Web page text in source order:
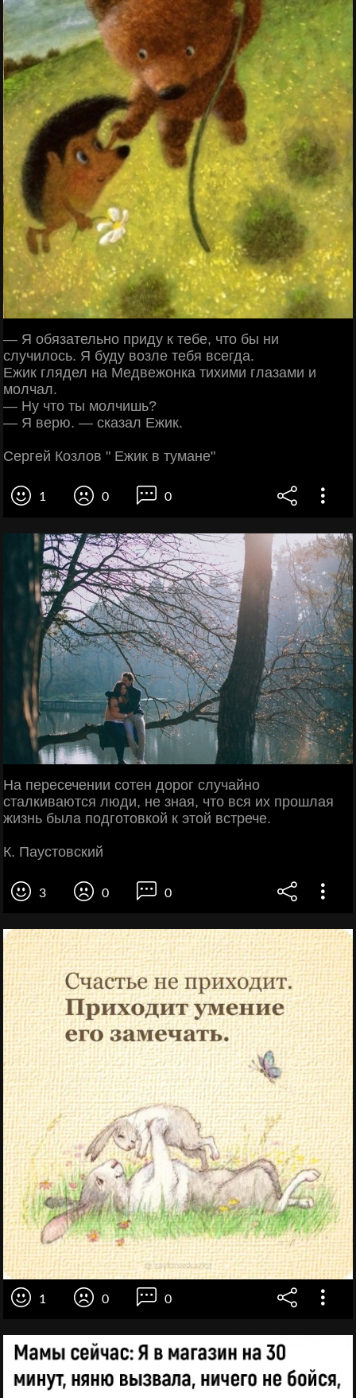
— Я обязательно приду к тебе, что бы ни
случилось. Я буду возле тебя всегда.
Ежик глядел на Медвежонка тихими глазами и
молчал.
— Ну что ты молчишь?
— Я верю. — сказал Ежик.
Сергей Козлов " Ежик в тумане"
1 0 0
На пересечении сотен дорог случайно
сталкиваются люди, не зная, что вся их прошлая
жизнь была подготовкой к этой встрече.
К. Паустовский
3 0 0
1 0 0